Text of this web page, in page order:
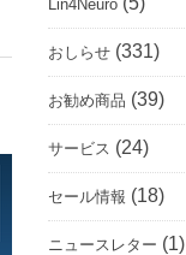
Lin4Neuro
おしらせ (331)
お勧め商品 (39)
サービス (24)
セール情報 (18)
ニュースレター (1)